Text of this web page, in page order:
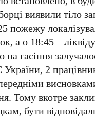
виявили тіло
пожежу
а о 18:45 –
на гасіння
2
Тому вкотре
бути